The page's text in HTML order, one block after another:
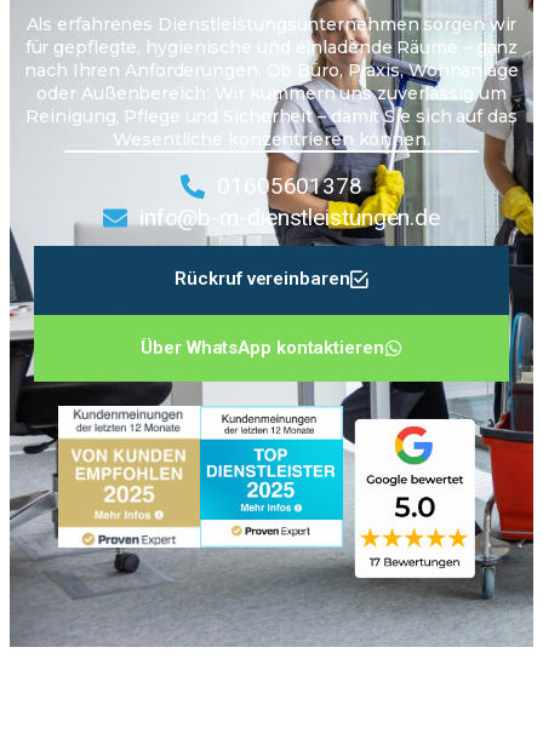
Als erfahrenes Dienstleistungsunternehmen sorgen wir
für gepflegte, hygienische und einladende Räume – ganz
nach Ihren Anforderungen. Ob Büro, Praxis, Wohnanlage
oder Außenbereich: Wir kümmern uns zuverlässig um
Reinigung, Pflege und Sicherheit – damit Sie sich auf das
Wesentliche konzentrieren können.
01605601378
info@b-m-dienstleistungen.de
Rückruf vereinbaren
Über WhatsApp kontaktieren